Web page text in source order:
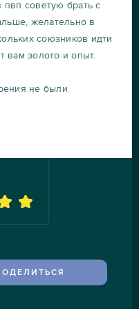
пвп советую брать с
желательно в
союзников идти
вам золото и опыт.
не были